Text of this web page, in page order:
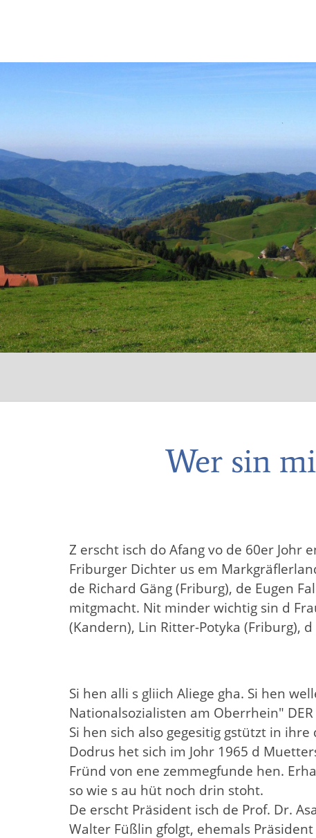
Wer sin
Z erscht isch do Afang vo de 60er
Friburger Dichter us em
de Richard Gäng (Friburg), de Eugen
mitgmacht. Nit minder wichtig sin d
(Kandern), Lin Ritter-Potyka (Friburg),
Si hen alli s gliich Aliege gha. Si hen
Nationalsozialisten am Oberrhein" DER
Si hen sich also gegesitig gstützt in
Dodrus het sich im Johr 1965 d
Fründ von ene zemmegfunde hen.
so wie s au hüt noch drin stoht.
De erscht Präsident isch de Prof. Dr.
Walter Füßlin gfolgt, ehemals